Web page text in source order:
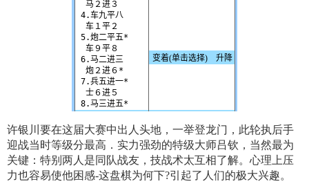
许银川要在这届大赛中出人头地，一举登龙门，此轮执后手
迎战当时等级分最高．实力强劲的特级大师吕钦，当然最为
关键：特别两人是同队战友，技战术太互相了解。心理上压
力也容易使他困感-这盘棋为何下?引起了人们的极大兴趣。